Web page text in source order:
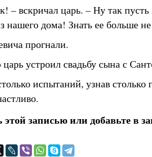
– вскричал царь. – Ну так пусть
нашего дома! Знать ее больше
прогнали.
царь устроил свадьбу сына с
испытаний, узнав столько
этой записью или добавьте в